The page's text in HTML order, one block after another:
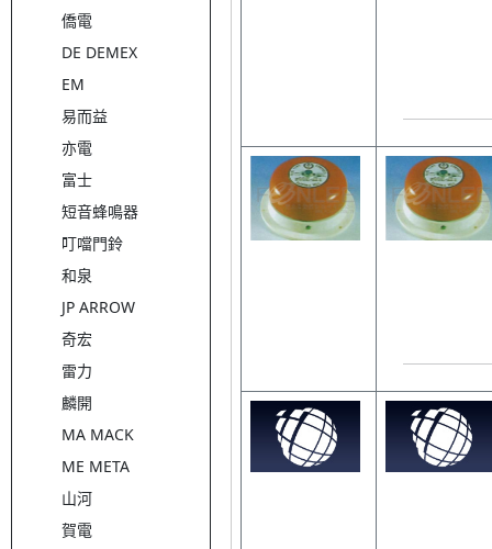
僑電
DE DEMEX
EM
易而益
亦電
富士
短音蜂鳴器
叮噹門鈴
和泉
JP ARROW
奇宏
雷力
麟開
MA MACK
ME META
山河
賀電